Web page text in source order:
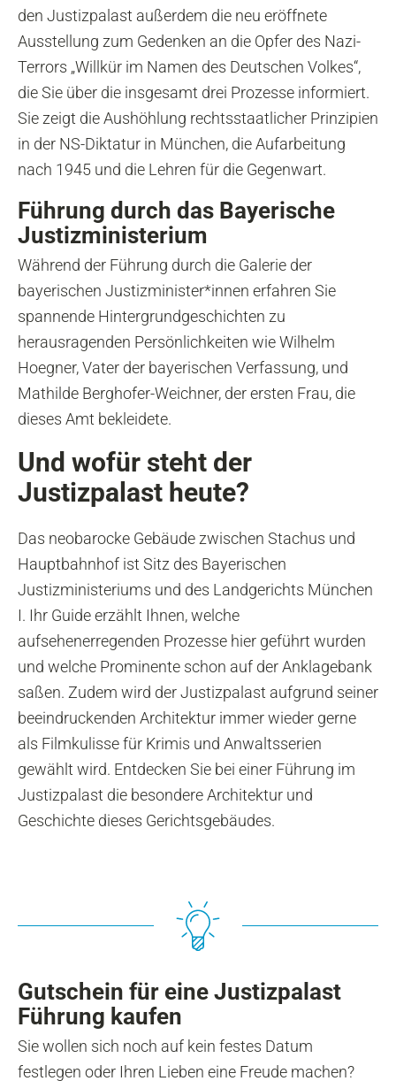
den Justizpalast außerdem die neu eröffnete
Ausstellung zum Gedenken an die Opfer des Nazi-
Terrors „Willkür im Namen des Deutschen Volkes“,
die Sie über die insgesamt drei Prozesse informiert.
Sie zeigt die Aushöhlung rechtsstaatlicher Prinzipien
in der NS-Diktatur in München, die Aufarbeitung
nach 1945 und die Lehren für die Gegenwart.
Führung durch das Bayerische
Justizministerium
Während der Führung durch die Galerie der
bayerischen Justizminister*innen erfahren Sie
spannende Hintergrundgeschichten zu
herausragenden Persönlichkeiten wie Wilhelm
Hoegner, Vater der bayerischen Verfassung, und
Mathilde Berghofer-Weichner, der ersten Frau, die
dieses Amt bekleidete.
Und wofür steht der
Justizpalast heute?
Das neobarocke Gebäude zwischen Stachus und
Hauptbahnhof ist Sitz des Bayerischen
Justizministeriums und des Landgerichts München
I. Ihr Guide erzählt Ihnen, welche
aufsehenerregenden Prozesse hier geführt wurden
und welche Prominente schon auf der Anklagebank
saßen. Zudem wird der Justizpalast aufgrund seiner
beeindruckenden Architektur immer wieder gerne
als Filmkulisse für Krimis und Anwaltsserien
gewählt wird. Entdecken Sie bei einer Führung im
Justizpalast die besondere Architektur und
Geschichte dieses Gerichtsgebäudes.
Gutschein für eine Justizpalast
Führung kaufen
Sie wollen sich noch auf kein festes Datum
festlegen oder Ihren Lieben eine Freude machen?